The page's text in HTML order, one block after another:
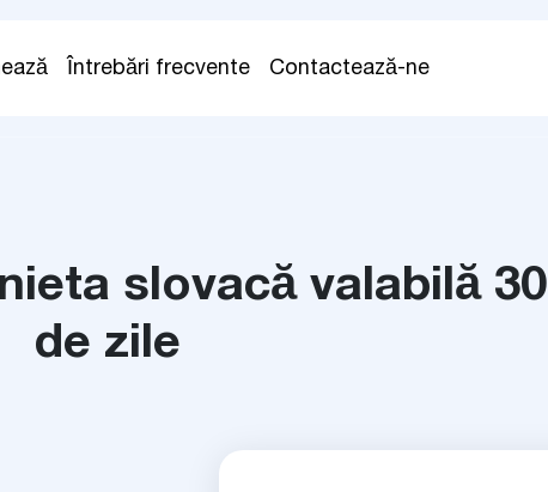
Întrebări frecvente Contactează-ne
slovacă valabilă 30
de zile